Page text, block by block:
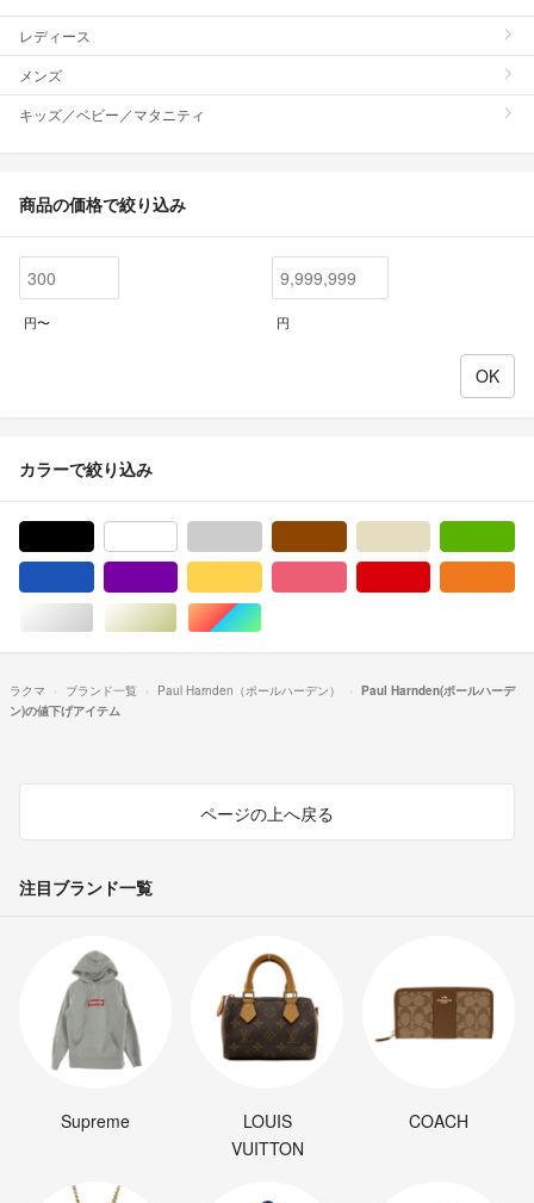
レディース
メンズ
キッズ／ベビー／マタニティ
商品の価格で絞り込み
円〜 円
カラーで絞り込み
シルバー/銀色系ゴールド/金色系マルチカラー
ラクマ ブランド一覧 Paul Harnden（ポールハーデン）
Paul Harnden(ポールハーデ
ン)の値下げアイテム
ページの上へ戻る
注目ブランド一覧
Supreme
LOUIS
VUITTON
COACH